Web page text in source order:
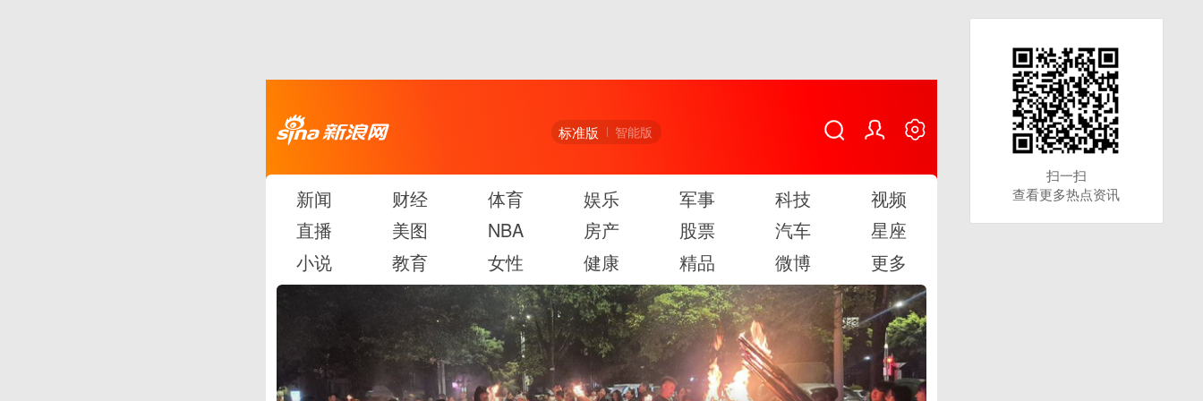
标准版 智能版
新闻 财经 体育 娱乐 军事 科技
视频
直播
美图 NBA 房产 股票 汽车
星座
小说
教育 女性 健康 精品 微博 更多
扫一扫
查看更多热点资讯
扫一扫
查看更多热点资讯